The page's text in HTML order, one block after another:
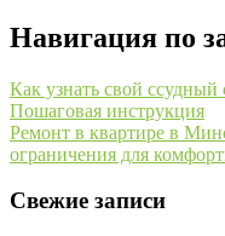
Навигация по
Как узнать свой ссудный
Пошаговая инструкция
Ремонт в квартире в
ограничения для
Свежие записи